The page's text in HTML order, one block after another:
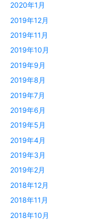
2020年1月
2019年12月
2019年11月
2019年10月
2019年9月
2019年8月
2019年7月
2019年6月
2019年5月
2019年4月
2019年3月
2019年2月
2018年12月
2018年11月
2018年10月